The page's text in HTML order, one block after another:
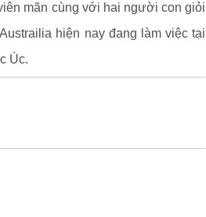
mãn cùng với hai người con giỏi
hiện nay đang làm việc tại
Úc.